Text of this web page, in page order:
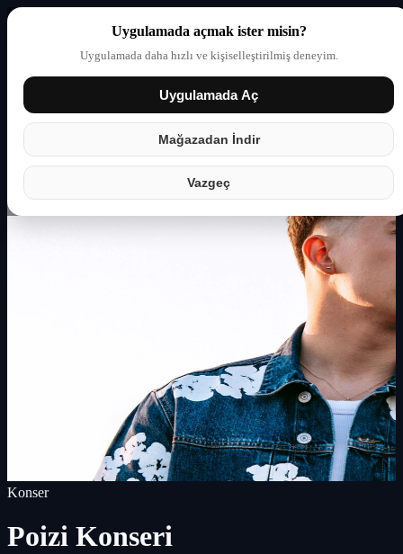
Uygulamada açmak ister misin?
Uygulamada daha hızlı ve kişiselleştirilmiş deneyim.
Uygulamada Aç
Mağazadan İndir
Vazgeç
Giriş yap Partner
Konser
Poizi Konseri